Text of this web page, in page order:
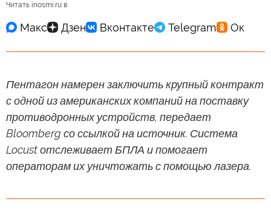
Читать inosmi.ru в
Пентагон намерен заключить крупный контракт
с одной из американских компаний на поставку
противодронных устройств, передает
Bloomberg со ссылкой на источник. Система
Locust отслеживает БПЛА и помогает
операторам их уничтожать с помощью лазера.